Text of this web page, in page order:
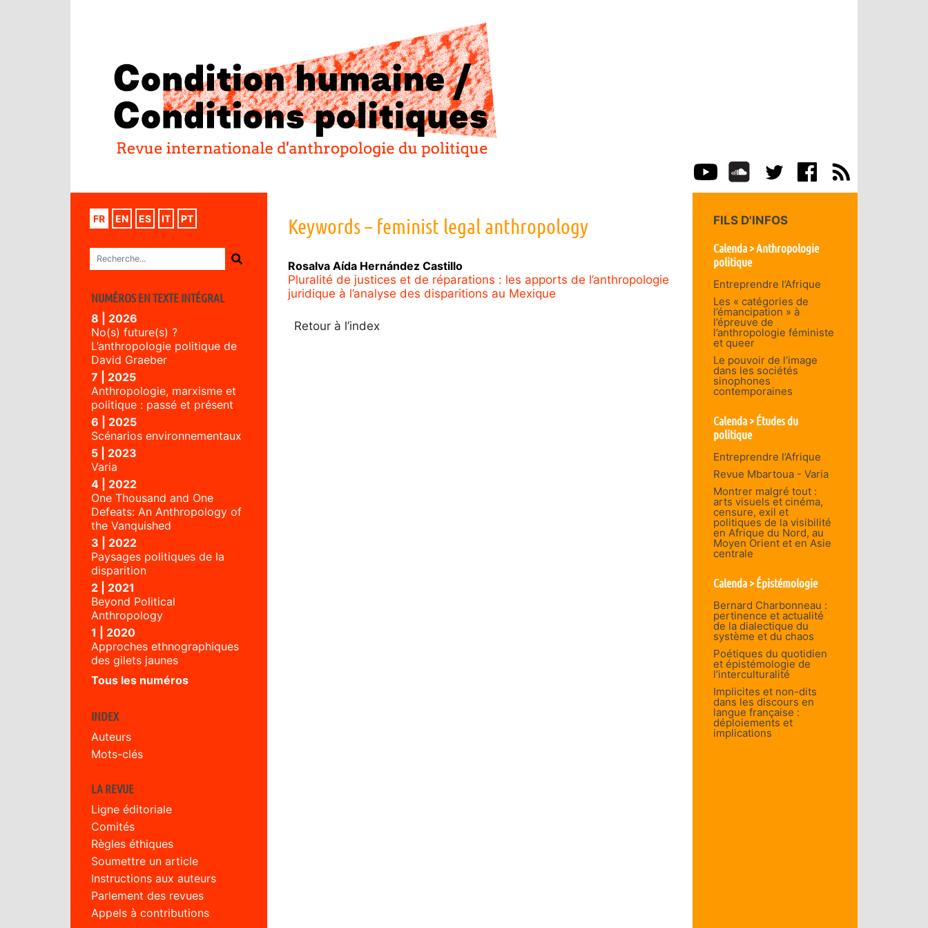
FR EN ES IT PT
NUMÉROS EN TEXTE INTÉGRAL
8 | 2026
No(s) future(s) ?
L’anthropologie politique de
David Graeber
7 | 2025
Anthropologie, marxisme et
politique : passé et présent
6 | 2025
Scénarios environnementaux
5 | 2023
Varia
4 | 2022
One Thousand and One
Defeats: An Anthropology of
the Vanquished
3 | 2022
Paysages politiques de la
disparition
2 | 2021
Beyond Political
Anthropology
1 | 2020
Approches ethnographiques
des gilets jaunes
Tous les numéros
INDEX
Auteurs
Mots-clés
LA REVUE
Ligne éditoriale
Comités
Règles éthiques
Soumettre un article
Instructions aux auteurs
Parlement des revues
Appels à contributions
Keywords – feminist legal anthropology
Rosalva Aída Hernández Castillo
Pluralité de justices et de réparations : les apports de l’anthropologie
juridique à l’analyse des disparitions au Mexique
Retour à l’index
FILS D'INFOS
Calenda > Anthropologie
politique
Entreprendre l’Afrique
Les « catégories de
l’émancipation » à
l’épreuve de
l’anthropologie féministe
et queer
Le pouvoir de l’image
dans les sociétés
sinophones
contemporaines
Calenda > Études du
politique
Entreprendre l’Afrique
Revue Mbartoua - Varia
Montrer malgré tout :
arts visuels et cinéma,
censure, exil et
politiques de la visibilité
en Afrique du Nord, au
Moyen Orient et en Asie
centrale
Calenda > Épistémologie
Bernard Charbonneau :
pertinence et actualité
de la dialectique du
système et du chaos
Poétiques du quotidien
et épistémologie de
l’interculturalité
Implicites et non-dits
dans les discours en
langue française :
déploiements et
implications